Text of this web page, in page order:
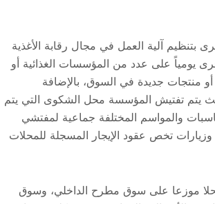
بتنظيم آلية العمل في مجال رقابة الأغذية
يومياً على عدد من المؤسسات الغذائية أو
منتجات جديدة في السوق، بالإضافة
يتم تفتيش المؤسسة محل الشكوى التي يتم
والمواسم المختلفة جماعية لمفتشي
تخص عقود الإيجار المسجلة للمحلات
عدد المحلات التابعة لبلدية مسقط في مطرح (173) محلا موزعا على سوق مطرح الداخلي، وسوق